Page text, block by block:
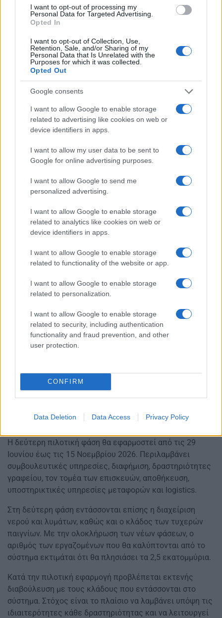
I want to opt-out of processing my
Personal Data for Targeted Advertising.
Opted In
I want to opt-out of Collection, Use,
Retention, Sale, and/or Sharing of my
Personal Data that Is Unrelated with the
Purposes for which it was collected.
Opted Out
Google consents
I want to allow Google to enable storage
related to advertising like cookies on web or
device identifiers in apps.
I want to allow my user data to be sent to
Google for online advertising purposes.
I want to allow Google to send me
personalized advertising.
I want to allow Google to enable storage
related to analytics like cookies on web or
device identifiers in apps.
I want to allow Google to enable storage
related to functionality of the website or app.
I want to allow Google to enable storage
related to personalization.
I want to allow Google to enable storage
related to security, including authentication
functionality and fraud prevention, and other
user protection.
CONFIRM
Data Deletion Data Access Privacy Policy
νοσοκομεία, διαγνωστικά και θεραπευτικά κέντρα, με
εξαίρεση τους ιατρούς, καθώς και κλάδοι υποστήριξης
της απασχόλησης και των τηλεπικοινωνιών.
Στο ίδιο πεδίο εφαρμογής περιλαμβάνονται επίσης
κομμωτήρια, κέντρα αισθητικής, καθαριστήρια,
υπηρεσίες σε κτίρια και εξωτερικούς χώρους, με
έμφαση στις υπηρεσίες καθαρισμού.
εκατομμυρίων εργαζομένων
Η δεύτερη πιλοτική φάση θα εφαρμοστεί από τις 29
Ιουνίου έως τις 15 Νοεμβρίου 2026. Περιλαμβάνει
συμβουλευτικές υπηρεσίες, διαφήμιση, δραστηριότητες
γραφείου, τον τομέα των επισκευών, αποθήκευση,
υποστηρικτικές υπηρεσίες μεταφορών και logistics.
Στη δεύτερη φάση εντάσσονται επίσης η διαχείριση
νερού και λυμάτων, καθώς και ο κλάδος των τυχερών
παιγνίων. Με την ολοκλήρωση των νέων φάσεων, ο
αριθμός των εργαζομένων που θα καλύπτονται από το
σύστημα εκτιμάται ότι θα πλησιάσει τα 2,5 εκατομμύρια.
Κατά την πιλοτική εφαρμογή προβλέπεται εκτενής
διαβούλευση με τους κλάδους που εντάσσονται στο
σύστημα. Στόχος είναι το πλαίσιο να λαμβάνει υπόψη τις
ιδιαιτερότητες κάθε δραστηριότητας και να λειτουργεί